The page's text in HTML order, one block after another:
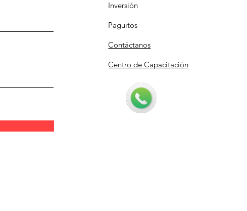
Inversión
Paguitos
Contáctanos
Centro de Capacitación